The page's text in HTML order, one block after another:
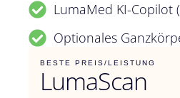
LumaMed KI-Copilot
Optionales
BESTE PREIS/LEISTUNG
LumaScan